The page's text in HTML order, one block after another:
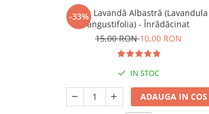
-33%
Butaș Lavandă Albastră (Lavandula
angustifolia) - Înrădăcinat
15,00 RON10,00 RON
IN STOC
ADAUGA IN COS